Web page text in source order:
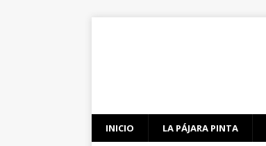
INICIO LA PÁJARA PINTA